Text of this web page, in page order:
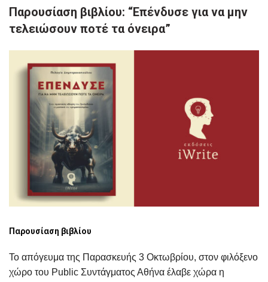
Παρουσίαση βιβλίου: “Επένδυσε για να μην
τελειώσουν ποτέ τα όνειρα”
Παρουσίαση βιβλίου
Το απόγευμα της Παρασκευής 3 Οκτωβρίου, στον φιλόξενο
χώρο του Public Συντάγματος Αθήνα έλαβε χώρα η